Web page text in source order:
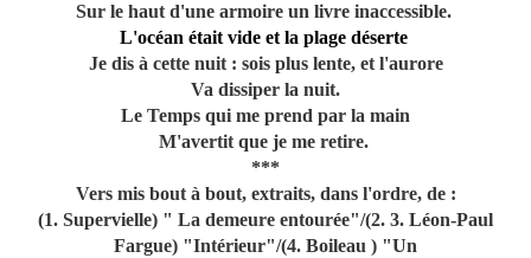
Sur le haut d'une armoire un livre inaccessible.
L'océan était vide et la plage déserte
Je dis à cette nuit : sois plus lente, et l'aurore
Va dissiper la nuit.
Le Temps qui me prend par la main
M'avertit que je me retire.
***
Vers mis bout à bout, extraits, dans l'ordre, de :
(1. Supervielle) " La demeure entourée"/(2. 3. Léon-Paul
Fargue) "Intérieur"/(4. Boileau ) "Un